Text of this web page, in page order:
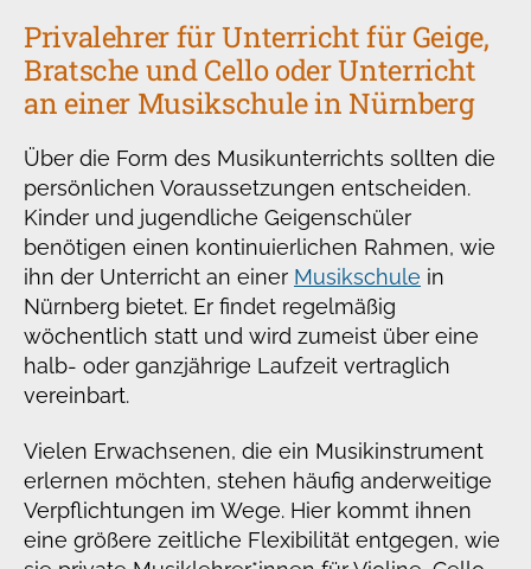
Privalehrer für Unterricht für Geige,
Bratsche und Cello oder Unterricht
an einer Musikschule in Nürnberg
Über die Form des Musikunterrichts sollten die
persönlichen Voraussetzungen entscheiden.
Kinder und jugendliche Geigenschüler
benötigen einen kontinuierlichen Rahmen, wie
ihn der Unterricht an einer Musikschule in
Nürnberg bietet. Er findet regelmäßig
wöchentlich statt und wird zumeist über eine
halb- oder ganzjährige Laufzeit vertraglich
vereinbart.
Vielen Erwachsenen, die ein Musikinstrument
erlernen möchten, stehen häufig anderweitige
Verpflichtungen im Wege. Hier kommt ihnen
eine größere zeitliche Flexibilität entgegen, wie